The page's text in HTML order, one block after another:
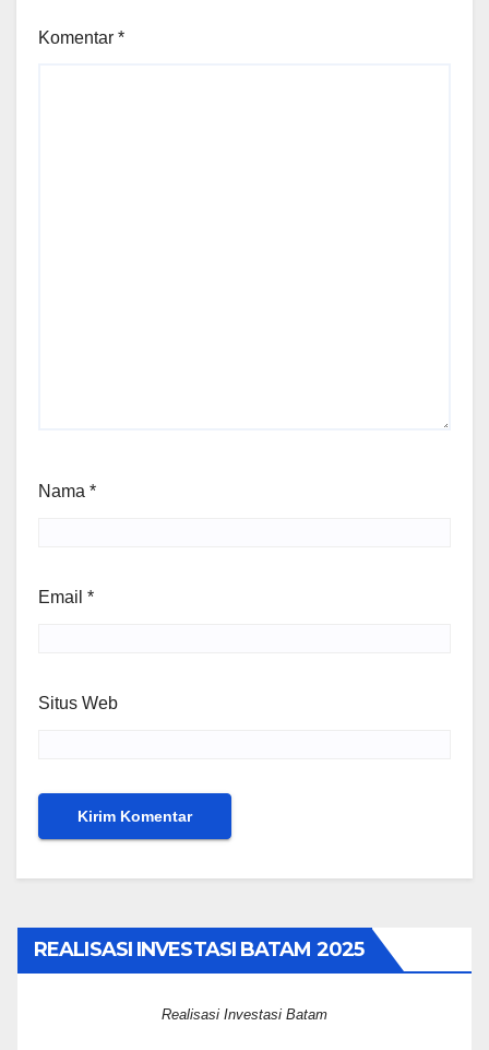
Komentar *
Nama *
Email *
Situs Web
REALISASI INVESTASI BATAM 2025
Realisasi Investasi Batam